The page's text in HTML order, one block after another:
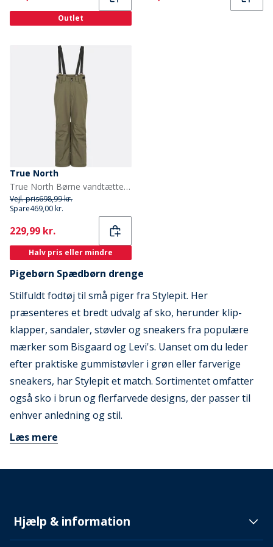
Outlet
True North
True North Børne vandtætte snebukser Tarmac
Vejl. pris698,99 kr.
Spare469,00 kr.
Current
229,99 kr.
Halv pris eller mindre
Pigebørn Spædbørn drenge
Stilfuldt fodtøj til små piger fra Stylepit. Her
præsenteres et bredt udvalg af sko, herunder klip-
klapper, sandaler, støvler og sneakers fra populære
mærker som Bisgaard og Levi's. Uanset om du leder
efter praktiske gummistøvler i grøn eller farverige
sneakers, har Stylepit et match. Sortimentet omfatter
også sko i brun og flerfarvede designs, der passer til
enhver anledning og stil.
Læs mere
Hjælp & information